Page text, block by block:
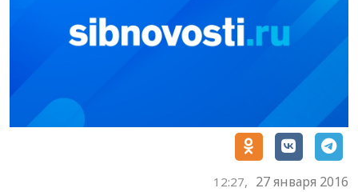
12:27, 27 января 2016